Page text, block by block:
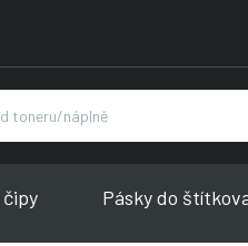
Pásky do